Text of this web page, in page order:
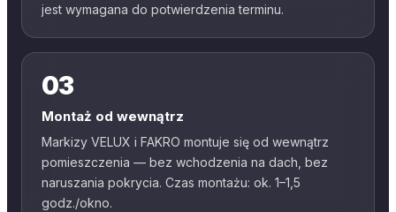
jest wymagana do potwierdzenia terminu.
03
Montaż od wewnątrz
Markizy VELUX i FAKRO montuje się od wewnątrz
pomieszczenia — bez wchodzenia na dach, bez
naruszania pokrycia. Czas montażu: ok. 1–1,5
godz./okno.